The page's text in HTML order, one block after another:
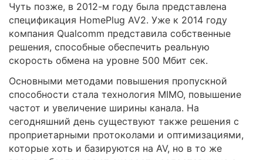
Чуть позже, в 2012-м году была представлена
спецификация HomePlug AV2. Уже к 2014 году
компания Qualcomm представила собственные
решения, способные обеспечить реальную
скорость обмена на уровне 500 Мбит сек.
Основными методами повышения пропускной
способности стала технология MIMO, повышение
частот и увеличение ширины канала. На
сегодняшний день существуют также решения с
проприетарными протоколами и оптимизациями,
которые хоть и базируются на AV, но в то же